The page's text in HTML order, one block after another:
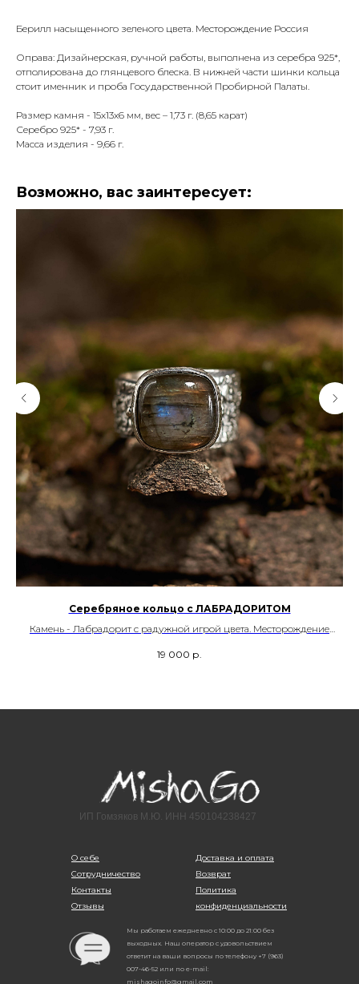
Берилл насыщенного зеленого цвета. Месторождение Россия
Оправа: Дизайнерская, ручной работы, выполнена из серебра 925*,
отполирована до глянцевого блеска. В нижней части шинки кольца
стоит именник и проба Государственной Пробирной Палаты.
Размер камня - 15х13х6 мм, вес – 1,73 г. (8,65 карат)
Серебро 925* - 7,93 г.
Масса изделия - 9,66 г.
Возможно, вас заинтересует:
Серебряное кольцо с ЛАБРАДОРИТОМ
Камень - Лабрадорит с радужной игрой цвета. Месторождение
19 000 р.
О себе
Сотрудничество
Контакты
Отзывы
ИП Гомзяков М.Ю. ИНН 450104238427
Доставка и оплата
Возврат
Политика
конфиденциальности
Мы работаем ежедневно с 10:00 до 21:00 без
выходных. Наш оператор с удовольствием
ответит на ваши вопросы по телефону +7 (963)
007-46-52 или по e-mail:
mishagoinfo@gmail.com